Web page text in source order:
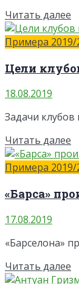
Читать далее
Примера 2019/
Цели
18.08.2019
Задачи клубов
Читать далее
Примера 2019/
«Барса»
17.08.2019
«Барселона»
Читать далее